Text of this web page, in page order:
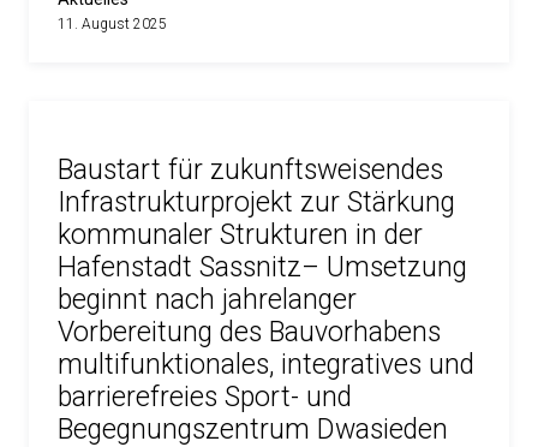
11. August 2025
Baustart für zukunftsweisendes
Infrastrukturprojekt zur Stärkung
kommunaler Strukturen in der
Hafenstadt Sassnitz– Umsetzung
beginnt nach jahrelanger
Vorbereitung des Bauvorhabens
multifunktionales, integratives und
barrierefreies Sport- und
Begegnungszentrum Dwasieden